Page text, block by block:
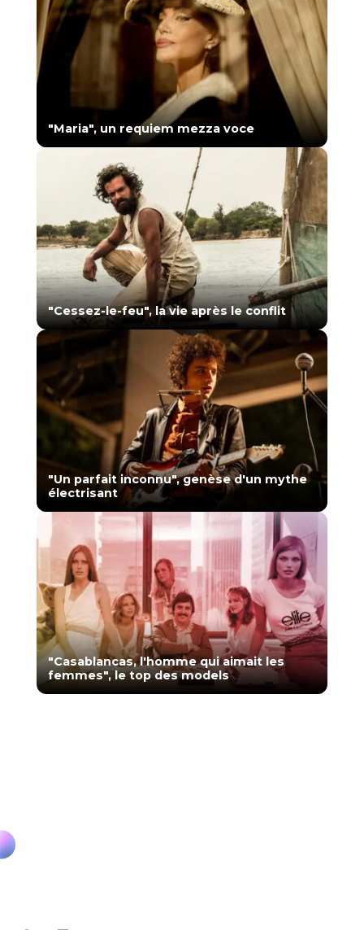
"Maria", un requiem mezza voce
"Cessez-le-feu", la vie après le conflit
"Un parfait inconnu", genèse d'un mythe
électrisant
"Casablancas, l'homme qui aimait les
femmes", le top des models